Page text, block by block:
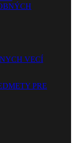
VECÍ
PRE